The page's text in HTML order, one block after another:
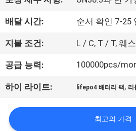
개
공
장
학
배달 시간: 순서 확인 7-25
지불 조건: L / C, T / T, 웨
공급 능력: 100000pcs/
하이 라이트: lifepo4 배터리 팩 , 리
최고의 가격